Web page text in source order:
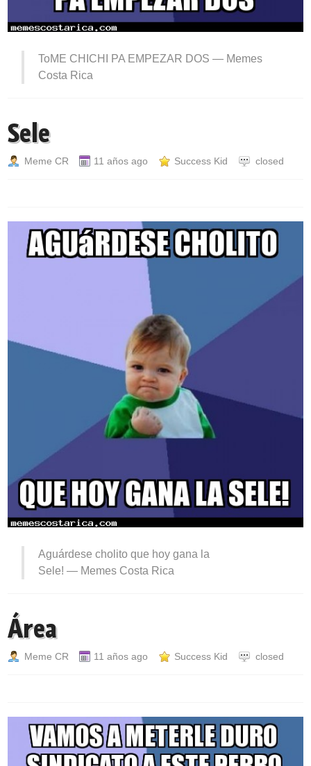
ToME CHICHI PA EMPEZAR DOS — Memes
Costa Rica
Sele
Meme CR 11 años ago Success Kid closed
Aguárdese cholito que hoy gana la
Sele! — Memes Costa Rica
Área
Meme CR 11 años ago Success Kid closed